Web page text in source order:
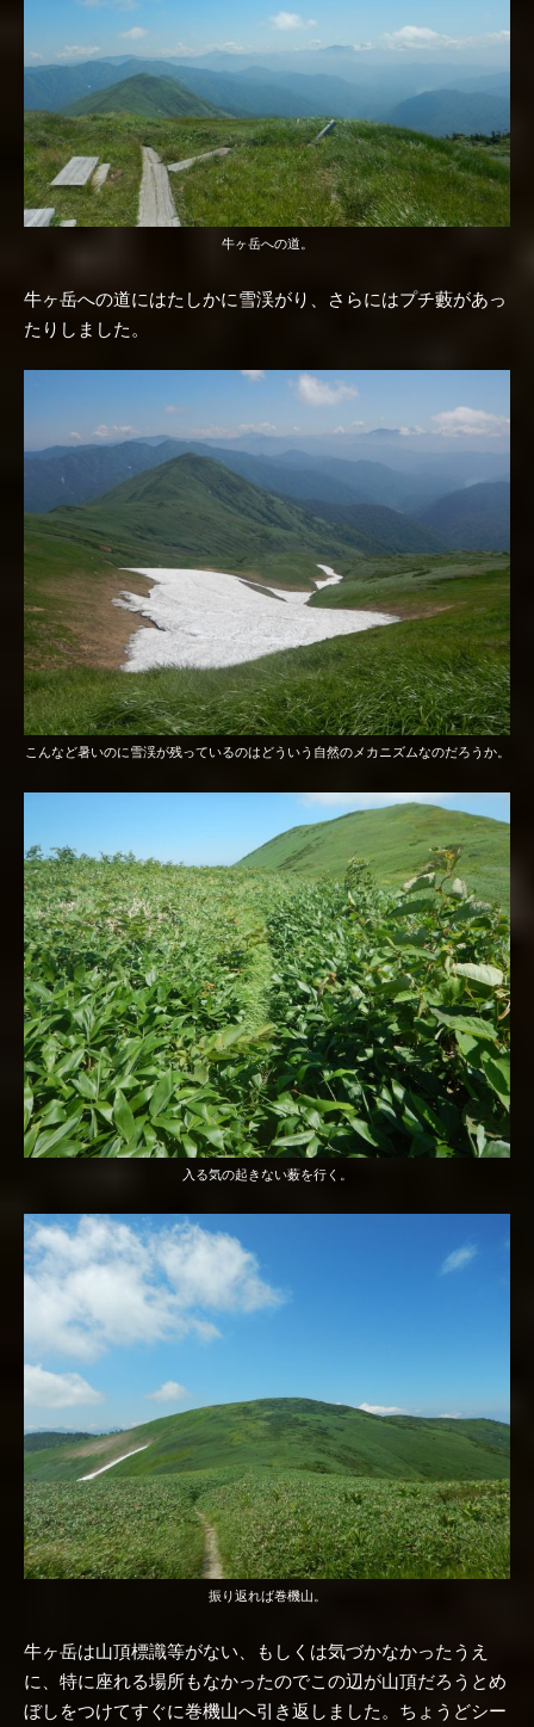
牛ヶ岳への道。
牛ヶ岳への道にはたしかに雪渓がり、さらにはプチ藪があっ
たりしました。
こんなど暑いのに雪渓が残っているのはどういう自然のメカニズムなのだろうか。
入る気の起きない薮を行く。
振り返れば巻機山。
牛ヶ岳は山頂標識等がない、もしくは気づかなかったうえ
に、特に座れる場所もなかったのでこの辺が山頂だろうとめ
ぼしをつけてすぐに巻機山へ引き返しました。ちょうどシー